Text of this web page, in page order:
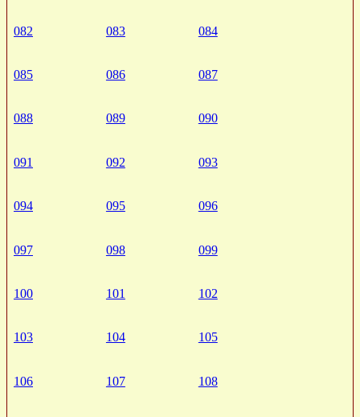
082 083 084
085 086 087
088 089 090
091 092 093
094 095 096
097 098 099
100 101 102
103 104 105
106 107 108